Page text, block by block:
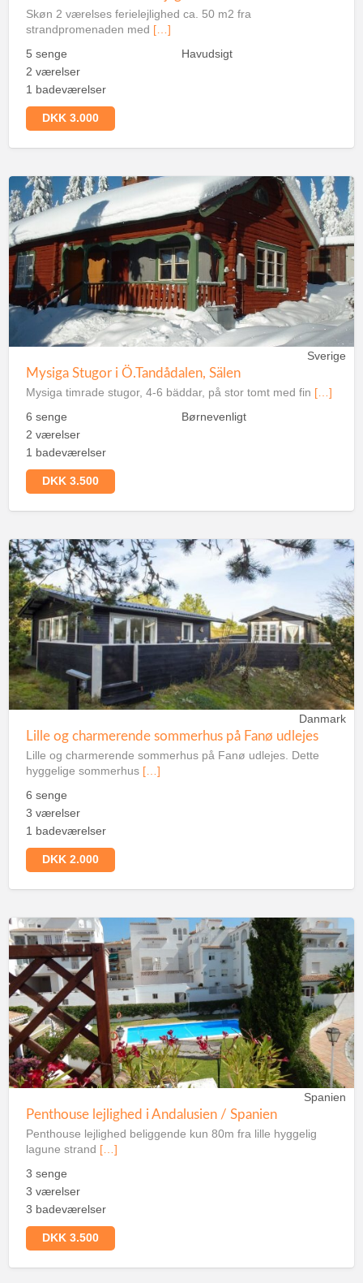
Skøn 2 værelses ferielejlighed ca. 50 m2 fra
strandpromenaden med […]
5 senge
2 værelser
1 badeværelser
Havudsigt
DKK 3.000
Sverige
Mysiga Stugor i Ö.Tandådalen, Sälen
Mysiga timrade stugor, 4-6 bäddar, på stor tomt med fin […]
6 senge
2 værelser
1 badeværelser
Børnevenligt
DKK 3.500
Danmark
Lille og charmerende sommerhus på Fanø udlejes
Lille og charmerende sommerhus på Fanø udlejes. Dette
hyggelige sommerhus […]
6 senge
3 værelser
1 badeværelser
DKK 2.000
Spanien
Penthouse lejlighed i Andalusien / Spanien
Penthouse lejlighed beliggende kun 80m fra lille hyggelig
lagune strand […]
3 senge
3 værelser
3 badeværelser
DKK 3.500